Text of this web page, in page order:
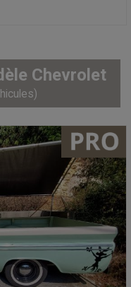
Chevrolet